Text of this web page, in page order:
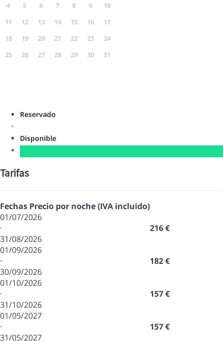
4
5 6 7 8 9
10
11
12 13 14 15 16
17
18
19 20 21 22 23
24
25
26 27 28 29 30 31
Reservado
Disponible
Tarifas
Fechas Precio por noche (IVA incluido)
01/07/2026
·
31/08/2026
216 €
01/09/2026
·
30/09/2026
182 €
01/10/2026
·
31/10/2026
157 €
01/05/2027
·
31/05/2027
157 €